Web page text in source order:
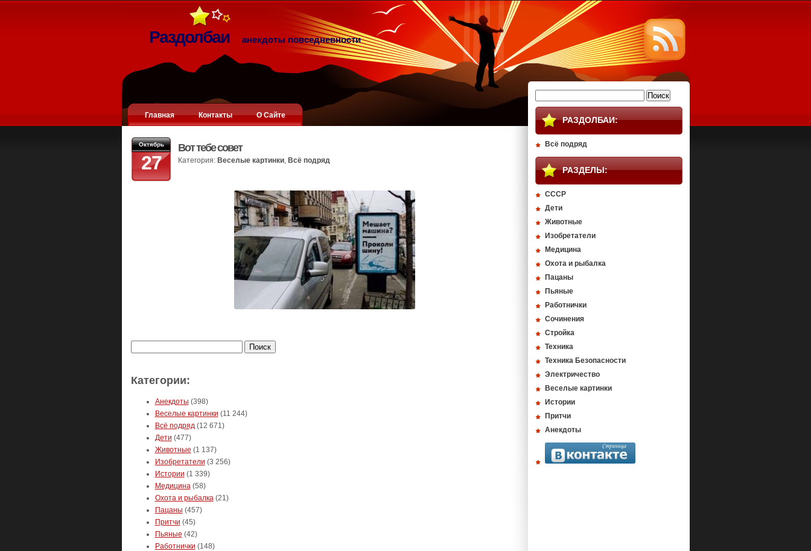
Раздолбаи анекдоты повседневности
Главная Контакты О Сайте
Октябрь
27
Вот тебе совет
Категория: Веселые картинки, Всё подряд
Категории:
Анекдоты (398)
Веселые картинки (11 244)
Всё подряд(12 671)
Дети (477)
Животные (1 137)
Изобретатели (3 256)
Истории (1 339)
Медицина(58)
Охота и рыбалка(21)
Пацаны (457)
Притчи (45)
Пьяные (42)
Работнички (148)
РАЗДОЛБАИ:
Всё подряд
РАЗДЕЛЫ:
СССР
Дети
Животные
Изобретатели
Медицина
Охота и рыбалка
Пацаны
Пьяные
Работнички
Сочинения
Стройка
Техника
Техника Безопасности
Электричество
Веселые картинки
Истории
Притчи
Анекдоты